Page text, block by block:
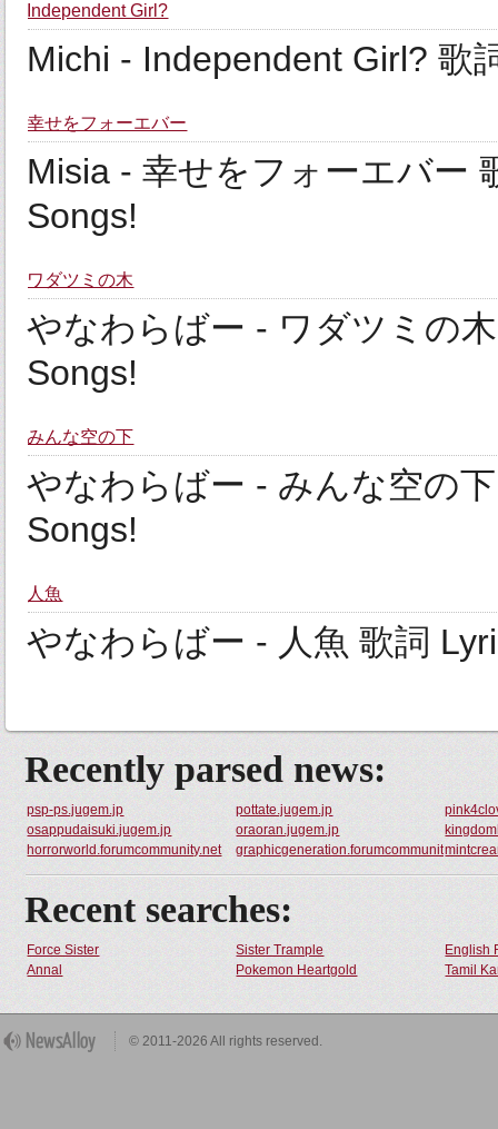
Independent Girl?
Michi - Independent Girl? 歌
幸せをフォーエバー
Misia - 幸せをフォーエバー
Songs!
ワダツミの木
やなわらばー - ワダツミの
Songs!
みんな空の下
やなわらばー - みんな空の
Songs!
人魚
やなわらばー - 人魚 歌詞
Recently parsed news:
psp-ps.jugem.jp pottate.jugem.jp
osappudaisuki.jugem.jp
oraoran.jugem.jp
horrorworld.forumcommunity.net
graphicgeneration.forumcommunity.net
Recent searches:
Force Sister Sister Trample
English
Annal
Pokemon Heartgold Tamil
© 2011-2026 All rights reserved.